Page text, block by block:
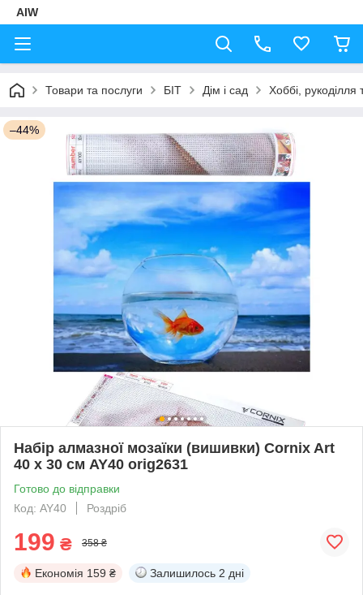
AIW
Товари та послуги БІТ Дім і сад Хоббі, рукоділля
–44%
Набір алмазної мозаїки (вишивки) Cornix Art
40 x 30 см AY40 orig2631
Готово до відправки
Код: AY40
Роздріб
199 ₴ 358 ₴
Економія 159 ₴ Залишилось 2 дні